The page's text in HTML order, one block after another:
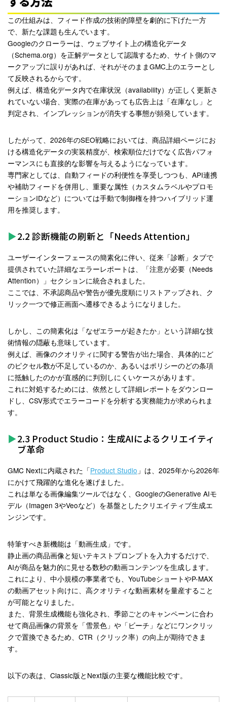
この仕組みは、フィード作成の技術的障壁を劇的に下げた一方
で、新たな課題も生んでいます。
Googleのクローラーは、ウェブサイト上の構造化データ
（Schema.org）を正解データとして認識するため、サイト側のマ
ークアップに誤りがあれば、それがそのままGMC上のエラーとし
て反映されるからです。
例えば、構造化データ内で在庫状況（availability）が正しく更新さ
れていない場合、実際の在庫があっても広告上は「在庫なし」と
判定され、インプレッションが消失する事態が頻発しています。
したがって、2026年のSEO戦略においては、商品詳細ページにお
ける構造化データの実装精度が、検索順位だけでなく広告パフォ
ーマンスにも直接的な影響を与えるようになっています。
専門家としては、自動フィードの利便性を享受しつつも、API連携
や補助フィードを併用し、重要な属性（カスタムラベルやプロモ
ーションIDなど）については手動で制御権を持つハイブリッド運
用を推奨します。
2.2 診断機能の刷新と「Needs Attention」
ユーザーインターフェースの簡素化に伴い、従来「診断」タブで
提供されていた詳細なエラーレポートは、「注意が必要（Needs
Attention）」セクションに統合されました。
ここでは、不承認商品や警告が優先度順にリストアップされ、ク
リック一つで修正画面へ遷移できるようになりました。
しかし、この簡素化は「なぜエラーが起きたか」という詳細な技
術情報の隠蔽も意味しています。
例えば、画像のクオリティに関する警告が出た場合、具体的にど
のピクセル数が不足しているのか、あるいはポリシーのどの条項
に抵触したのかが直感的に判別しにくいケースがあります。
これに対処するためには、依然として詳細レポートをダウンロー
ドし、CSV形式でエラーコードを分析する実務能力が求められま
す。
2.3 Product Studio：生成AIによるクリエイティ
ブ革命
GMC Nextに内蔵された「Product Studio 」は、2025年から2026年
にかけて飛躍的な進化を遂げました。
これは単なる画像編集ツールではなく、GoogleのGenerative AIモ
デル（Imagen 3やVeoなど）を基盤としたクリエイティブ生成エ
ンジンです。
特筆すべき新機能は「動画生成」です。
静止画の商品画像と短いテキストプロンプトを入力するだけで、
AIが商品を魅力的に見せる数秒の動画コンテンツを生成します。
これにより、中小規模の事業者でも、YouTubeショートやP-MAX
の動画アセット向けに、高クオリティな動画素材を量産すること
が可能となりました。
また、背景生成機能も強化され、季節ごとのキャンペーンに合わ
せて商品画像の背景を「雪景色」や「ビーチ」などにワンクリッ
クで置換できるため、CTR（クリック率）の向上が期待できま
す。
以下の表は、Classic版とNext版の主要な機能比較です。